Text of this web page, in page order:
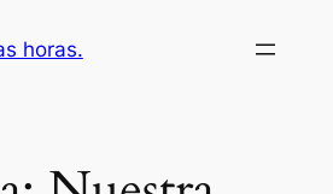
horas.